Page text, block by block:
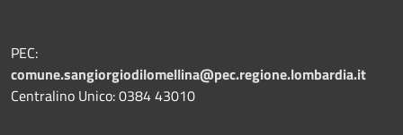
PEC:
comune.sangiorgiodilomellina@pec.regione.lombardia.it
Centralino Unico: 0384 43010